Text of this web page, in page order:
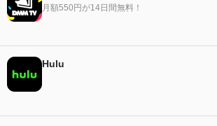
月額550円が14日間無料！
Hulu